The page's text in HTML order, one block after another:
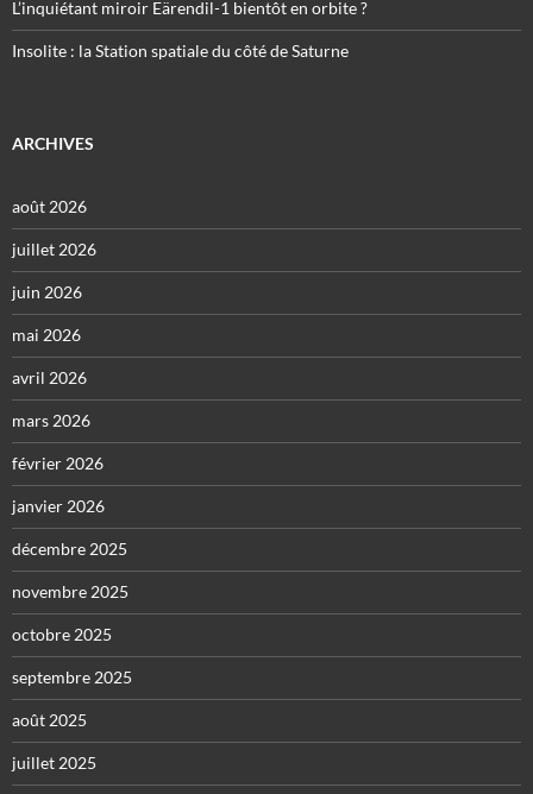
L’inquiétant miroir Eärendil-1 bientôt en orbite ?
Insolite : la Station spatiale du côté de Saturne
ARCHIVES
août 2026
juillet 2026
juin 2026
mai 2026
avril 2026
mars 2026
février 2026
janvier 2026
décembre 2025
novembre 2025
octobre 2025
septembre 2025
août 2025
juillet 2025